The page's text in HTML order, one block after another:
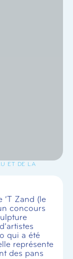
ET DE LA
‘T Zand (le
concours
qui a été
représente
des pans